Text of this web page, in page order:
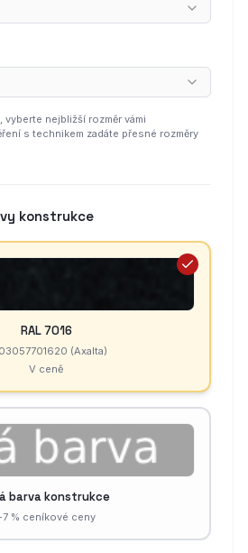
vyberte nejbližší rozměr vámi
s technikem zadáte přesné rozměry
konstrukce
RAL 7016
(Axalta)
V ceně
barva konstrukce
% ceníkové ceny